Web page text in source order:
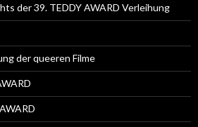
der 39. TEDDY AWARD Verleihung
der queeren Filme